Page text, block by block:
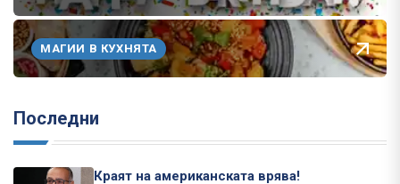
МАГИИ В КУХНЯТА
Последни
Краят на американската врява!